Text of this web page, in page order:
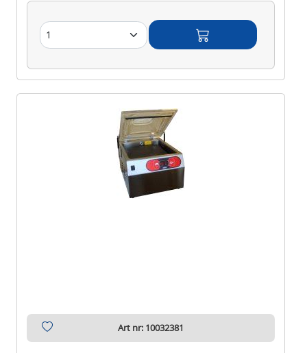
Art nr: 10032381